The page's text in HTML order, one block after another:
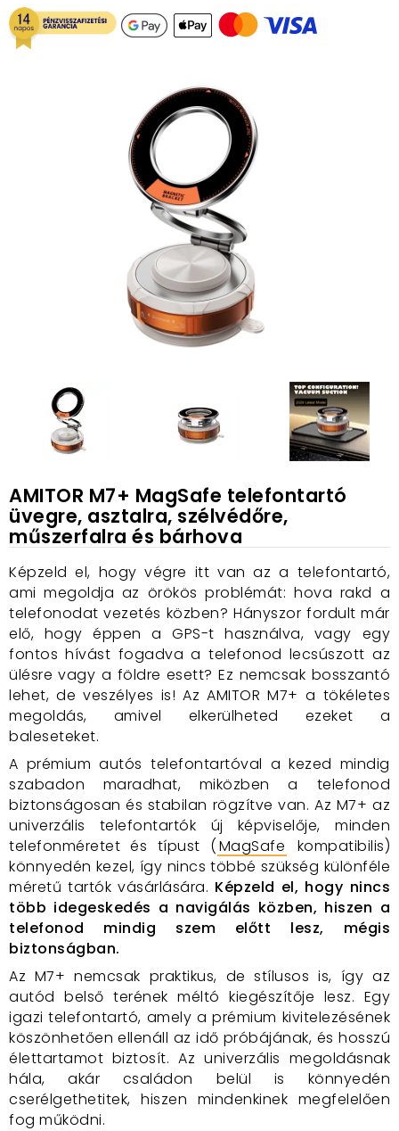
AMITOR M7+ MagSafe telefontartó
üvegre, asztalra, szélvédőre,
műszerfalra és bárhova
Képzeld el, hogy végre itt van az a telefontartó,
ami megoldja az örökös problémát: hova rakd a
telefonodat vezetés közben? Hányszor fordult már
elő, hogy éppen a GPS-t használva, vagy egy
fontos hívást fogadva a telefonod lecsúszott az
ülésre vagy a földre esett? Ez nemcsak bosszantó
lehet, de veszélyes is! Az AMITOR M7+ a tökéletes
megoldás, amivel elkerülheted ezeket a
baleseteket.
A prémium autós telefontartóval a kezed mindig
szabadon maradhat, miközben a telefonod
biztonságosan és stabilan rögzítve van. Az M7+ az
univerzális telefontartók új képviselője, minden
telefonméretet és típust (MagSafe
kompatibilis)
könnyedén kezel, így nincs többé szükség különféle
méretű tartók vásárlására. Képzeld el, hogy nincs
több idegeskedés a navigálás közben, hiszen a
telefonod mindig szem előtt lesz, mégis
biztonságban.
Az M7+ nemcsak praktikus, de stílusos is, így az
autód belső terének méltó kiegészítője lesz. Egy
igazi telefontartó, amely a prémium kivitelezésének
köszönhetően ellenáll az idő próbájának, és hosszú
élettartamot biztosít. Az univerzális megoldásnak
hála, akár családon belül is könnyedén
cserélgethetitek, hiszen mindenkinek megfelelően
fog működni.